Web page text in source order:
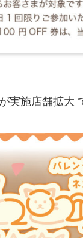
実施店舗拡大